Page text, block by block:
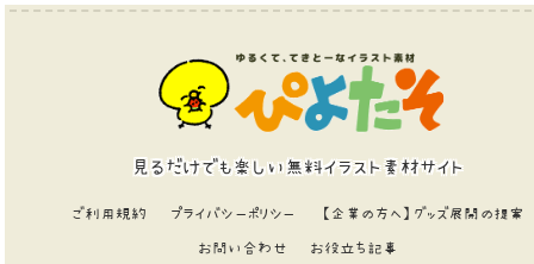
見るだけでも楽しい無料イラスト素材サイト
ご利用規約 プライバシーポリシー 【企業の方へ】グッズ展開の提案
お問い合わせ お役立ち記事